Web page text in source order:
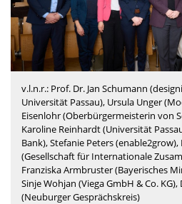
v.l.n.r.: Prof. Dr. Jan Schumann
Universität Passau), Ursula Unger
Eisenlohr (Oberbürgermeisterin von
Karoline Reinhardt (Universität
Bank), Stefanie Peters
(Gesellschaft für Internationale
Franziska Armbruster (Bayerisches
Sinje Wohjan (Viega GmbH & Co.
(Neuburger Gesprächskreis)